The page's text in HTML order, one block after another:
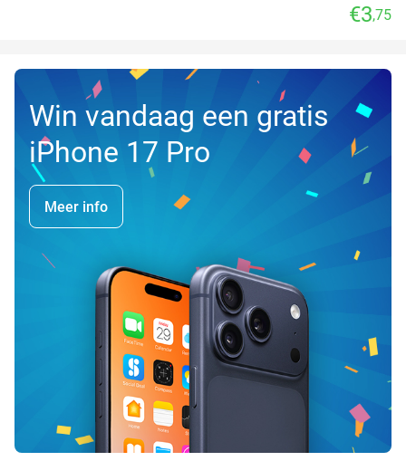
€3,75
Win vandaag een gratis
iPhone 17 Pro
Meer info